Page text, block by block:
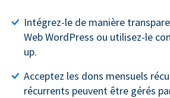
Intégrez-le de manière
Web WordPress ou utilisez-le
up.
Acceptez les dons mensuels
récurrents peuvent être gérés